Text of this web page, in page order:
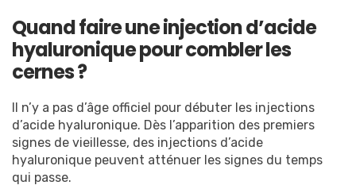
Quand faire une injection d’acide
hyaluronique pour combler les
cernes ?
Il n’y a pas d’âge officiel pour débuter les injections
d’acide hyaluronique. Dès l’apparition des premiers
signes de vieillesse, des injections d’acide
hyaluronique peuvent atténuer les signes du temps
qui passe.